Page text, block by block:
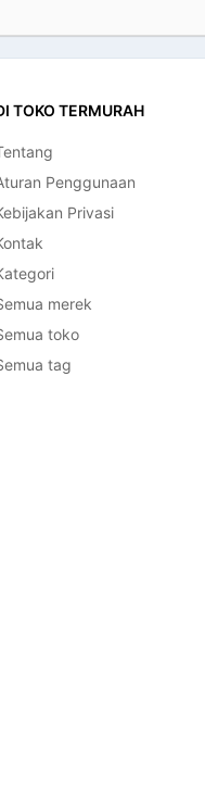
TOKO TERMURAH
Penggunaan
Privasi
merek
toko
tag